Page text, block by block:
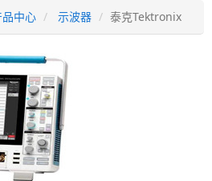
品中心 示波器 泰克Tektronix